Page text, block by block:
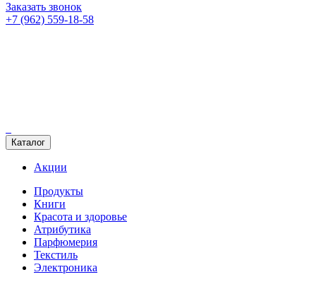
Заказать звонок
+7 (962) 559-18-58
Каталог
Акции
Продукты
Книги
Красота и здоровье
Атрибутика
Парфюмерия
Текстиль
Электроника